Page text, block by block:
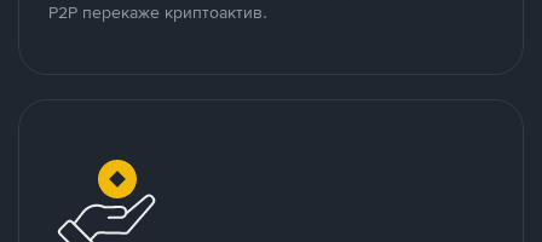
P2P перекаже криптоактив.